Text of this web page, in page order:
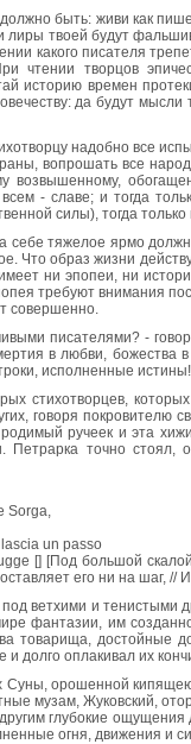
быть: живи как
лиры твоей будут
какого писателя
чтении творцов
историю времен
да будут
надобно все
вопрошать все
возвышенному,
- славе; и тогда
силы), тогда
себе тяжелое ярмо
Что образ жизни
ни эпопеи, ни
требуют внимания
совершенно.
писателями? -
в любви, божества
исполненные
стихотворцев,
говоря
родимый ручеек и эта
Петрарка точно стоял,
Sorga,
un passo
[] [Под большой
его ни на шаг, //
ветхими и тенистыми
фантазии, им
товарища, достойные
и долго оплакивал их
Суны, орошенной
музам, Жуковский,
глубокие
огня, движения и